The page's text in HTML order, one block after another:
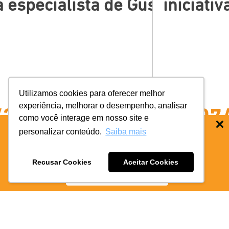
BAIXE O APP COIFE ODONTO:
BAIXE AGORA
Utilizamos cookies para oferecer melhor
experiência, melhorar o desempenho, analisar
como você interage em nosso site e
personalizar conteúdo. Saiba mais
Recusar Cookies Aceitar Cookies
[…]
desenvolvida pela FLUA,
rede
26/